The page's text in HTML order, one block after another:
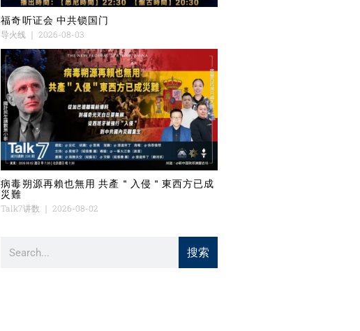
福奇听证会 中共锁国门
导火线
2026-08-03
病毒朔源再賴也無用 共產＂入侵＂東西方已成
災難
Talk7讲数
2026-08-02
搜索